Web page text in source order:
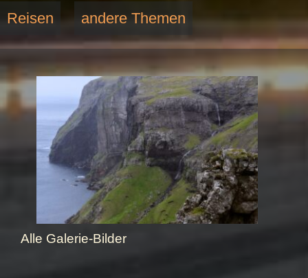
Reisen andere Themen
Alle Galerie-Bilder